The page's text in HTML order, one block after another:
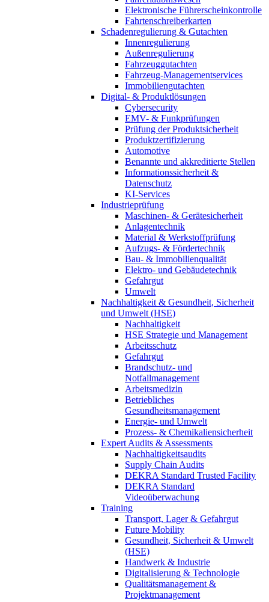
Elektronische Führerscheinkontrolle
Fahrtenschreiberkarten
Schadenregulierung & Gutachten
Innenregulierung
Außenregulierung
Fahrzeuggutachten
Fahrzeug-Managementservices
Immobiliengutachten
Digital- & Produktlösungen
Cybersecurity
EMV- & Funkprüfungen
Prüfung der Produktsicherheit
Produktzertifizierung
Automotive
Benannte und akkreditierte Stellen
Informationssicherheit &
Datenschutz
KI-Services
Industrieprüfung
Maschinen- & Gerätesicherheit
Anlagentechnik
Material & Werkstoffprüfung
Aufzugs- & Fördertechnik
Bau- & Immobilienqualität
Elektro- und Gebäudetechnik
Gefahrgut
Umwelt
Nachhaltigkeit & Gesundheit, Sicherheit
und Umwelt (HSE)
Nachhaltigkeit
HSE Strategie und Management
Arbeitsschutz
Gefahrgut
Brandschutz- und
Notfallmanagement
Arbeitsmedizin
Betriebliches
Gesundheitsmanagement
Energie- und Umwelt
Prozess- & Chemikaliensicherheit
Expert Audits & Assessments
Nachhaltigkeitsaudits
Supply Chain Audits
DEKRA Standard Trusted Facility
DEKRA Standard
Videoüberwachung
Training
Transport, Lager & Gefahrgut
Future Mobility
Gesundheit, Sicherheit & Umwelt
(HSE)
Handwerk & Industrie
Digitalisierung & Technologie
Qualitätsmanagement &
Projektmanagement